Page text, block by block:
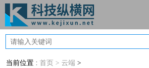
当前位置 : 首页 > 云端 >